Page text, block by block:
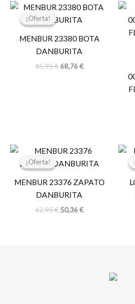
¡Oferta!
¡Oferta!
MENBUR 23380 BOTA
DANBURITA
85,95€
El
original
85,95 €.
68,76€
El
68,76 €.
¡Oferta!
¡Oferta!
MENBUR 23376 ZAPATO
DANBURITA
62,95€
El
original
62,95 €.
50,36€
El
actual
50,36 €.